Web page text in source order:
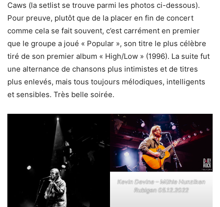
Caws (la setlist se trouve parmi les photos ci-dessous).
Pour preuve, plutôt que de la placer en fin de concert
comme cela se fait souvent, c’est carrément en premier
que le groupe a joué « Popular », son titre le plus célèbre
tiré de son premier album « High/Low » (1996). La suite fut
une alternance de chansons plus intimistes et de titres
plus enlevés, mais tous toujours mélodiques, intelligents
et sensibles. Très belle soirée.
Kevin Devine – Mühle Hunziken
Rubigen 05.12.2022